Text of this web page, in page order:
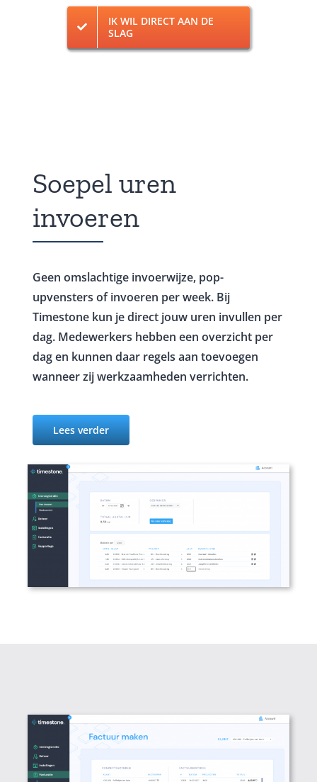
IK WIL DIRECT AAN DE
SLAG
Soepel uren
invoeren
Geen omslachtige invoerwijze, pop-
upvensters of invoeren per week. Bij
Timestone kun je direct jouw uren invullen per
dag. Medewerkers hebben een overzicht per
dag en kunnen daar regels aan toevoegen
wanneer zij werkzaamheden verrichten.
Lees verder